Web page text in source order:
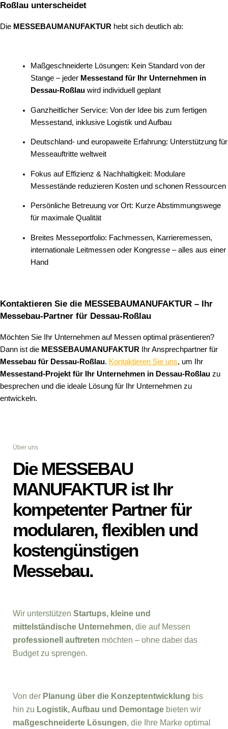
Roßlau unterscheidet
Die MESSEBAUMANUFAKTUR hebt sich deutlich ab:
Maßgeschneiderte Lösungen: Kein Standard von der
Stange – jeder Messestand für Ihr Unternehmen in
Dessau-Roßlau wird individuell geplant
Ganzheitlicher Service: Von der Idee bis zum fertigen
Messestand, inklusive Logistik und Aufbau
Deutschland- und europaweite Erfahrung: Unterstützung für
Messeauftritte weltweit
Fokus auf Effizienz & Nachhaltigkeit: Modulare
Messestände reduzieren Kosten und schonen Ressourcen
Persönliche Betreuung vor Ort: Kurze Abstimmungswege
für maximale Qualität
Breites Messeportfolio: Fachmessen, Karrieremessen,
internationale Leitmessen oder Kongresse – alles aus einer
Hand
Kontaktieren Sie die MESSEBAUMANUFAKTUR – Ihr
Messebau-Partner für Dessau-Roßlau
Möchten Sie Ihr Unternehmen auf Messen optimal präsentieren?
Dann ist die MESSEBAUMANUFAKTUR Ihr Ansprechpartner für
Messebau für Dessau-Roßlau. Kontaktieren Sie uns, um Ihr
Messestand-Projekt für Ihr Unternehmen in Dessau-Roßlau zu
besprechen und die ideale Lösung für Ihr Unternehmen zu
entwickeln.
Über uns
Die MESSEBAU
MANUFAKTUR ist Ihr
kompetenter Partner für
modularen, flexiblen und
kostengünstigen
Messebau.
Wir unterstützen Startups, kleine und
mittelständische Unternehmen, die auf Messen
professionell auftreten möchten – ohne dabei das
Budget zu sprengen.
Von der Planung über die Konzeptentwicklung bis
hin zu Logistik, Aufbau und Demontage bieten wir
maßgeschneiderte Lösungen, die Ihre Marke optimal